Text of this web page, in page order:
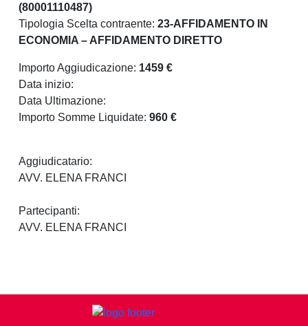
(80001110487)
Tipologia Scelta contraente: 23-AFFIDAMENTO IN
ECONOMIA – AFFIDAMENTO DIRETTO
Importo Aggiudicazione: 1459 €
Data inizio:
Data Ultimazione:
Importo Somme Liquidate: 960 €
Aggiudicatario:
AVV. ELENA FRANCI
Partecipanti:
AVV. ELENA FRANCI